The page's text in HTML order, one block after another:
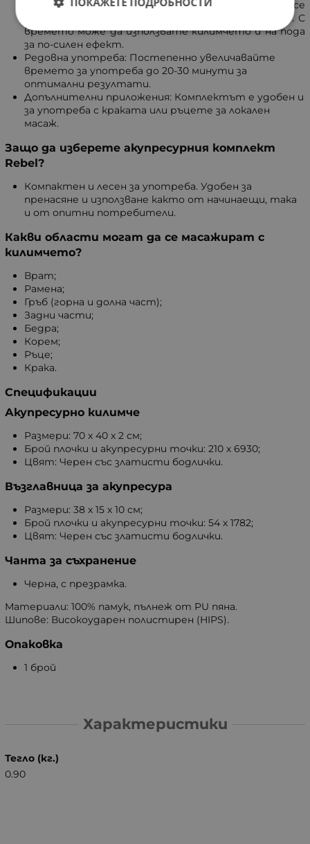
мека повърхност като легло или диван и се
отпуснете върху него за 10 минути в началото. С
времето може да използвате килимчето и на пода
за по-силен ефект.
Редовна употреба: Постепенно увеличавайте
времето за употреба до 20-30 минути за
оптимални резултати.
Допълнителни приложения: Комплектът е удобен и
за употреба с краката или ръцете за локален
масаж.
Защо да изберете акупресурния комплект
Rebel?
Компактен и лесен за употреба. Удобен за
пренасяне и използване както от начинаещи, така
и от опитни потребители.
Какви области могат да се масажират с
килимчето?
Врат;
Рамена;
Гръб (горна и долна част);
Задни части;
Бедра;
Корем;
Ръце;
Крака.
Спецификации
Акупресурно килимче
Размери: 70 х 40 х 2 см;
Брой плочки и акупресурни точки: 210 х 6930;
Цвят: Черен със златисти бодлички.
Възглавница за акупресура
Размери: 38 х 15 х 10 см;
Брой плочки и акупресурни точки: 54 х 1782;
Цвят: Черен със златисти бодлички.
Чанта за съхранение
Черна, с презрамка.
Материали: 100% памук, пълнеж от PU пяна.
Шипове: Високоударен полистирен (HIPS).
Опаковка
1 брой
Характеристики
Тегло (кг.)
0.90